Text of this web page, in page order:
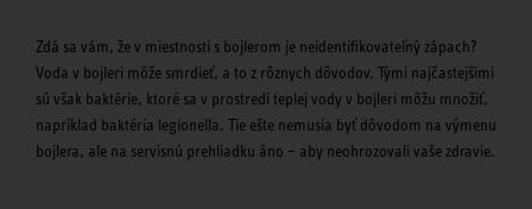
Zdá sa vám, že v miestnosti s bojlerom je neidentifikovateľný zápach?
Voda v bojleri môže smrdieť, a to z rôznych dôvodov. Tými najčastejšími
sú však baktérie, ktoré sa v prostredí teplej vody v bojleri môžu množiť,
napríklad baktéria legionella. Tie ešte nemusia byť dôvodom na výmenu
bojlera, ale na servisnú prehliadku áno – aby neohrozovali vaše zdravie.